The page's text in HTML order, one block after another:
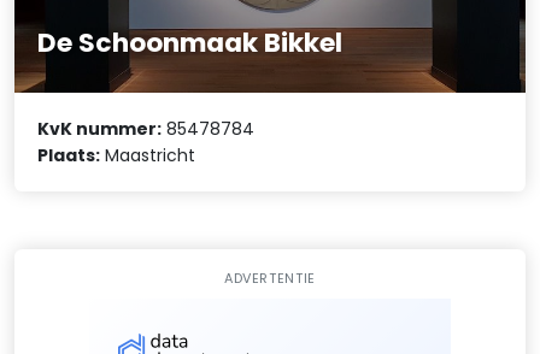
De Schoonmaak Bikkel
KvK nummer: 85478784
Plaats: Maastricht
ADVERTENTIE